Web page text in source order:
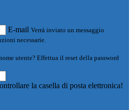
E-mail Verrà inviato un messaggio
necessarie.
utente? Effettua il reset della password
la casella di posta elettronica!